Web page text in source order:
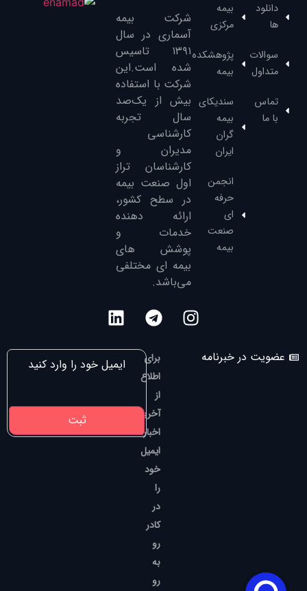
دانلود
ها
سوالات
متداول
تماس
با ما
بیمه
مرکزی
پژوهشکده
بیمه
سندیکای
بیمه
گران
ایران
انجمن
حرفه
ای
صنعت
بیمه
شرکت بیمه
آسماری در سال
۱۳۹۱‌ تاسیس
شده است.این
شرکت با استفاده
بیش از یک‌صد
سال تجربه
کارشناسی
مدیران و
کارشناسان تراز
‌اول صنعت بیمه
در سطح کشور،
ارائه دهنده
خدمات و
پوشش های
بیمه ای مختلفی
می‌باشد.
عضویت در خبرنامه
برای
اطلاع
از
آخرین
اخبار،
ایمیل
خود
را
در
کادر
رو
به
رو